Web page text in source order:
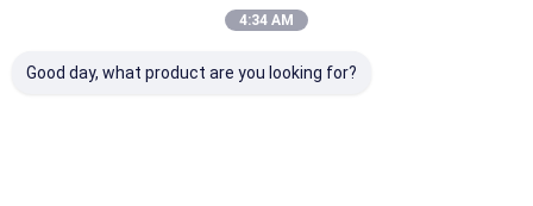
4:34 AM
Good day, what product are you looking for?